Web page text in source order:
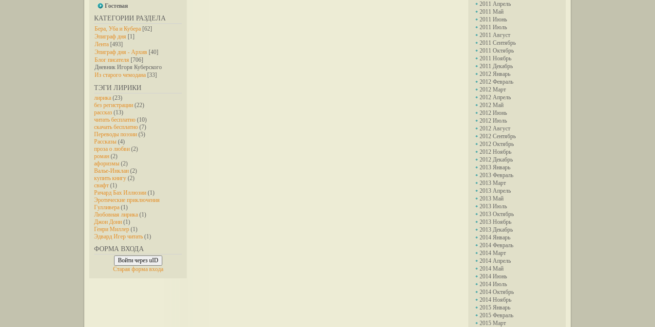
Гостевая
КАТЕГОРИИ РАЗДЕЛА
Бера, Уба и Кубера [62]
Эпиграф дня [1]
Лента [493]
Эпиграф дня - Архив [40]
Блог писателя [706]
Дневник Игоря Куберского
Из старого чемодана [33]
ТЭГИ ЛИРИКИ
лирика (23)
без регистрации (22)
рассказ (13)
читать бесплатно (10)
скачать бесплатно (7)
Переводы поэзии (5)
Рассказы (4)
проза о любви (2)
роман (2)
афоризмы (2)
Валье-Инклан (2)
купить книгу (2)
свифт (1)
Ричард Бах Иллюзии (1)
Эротические приключения
Гулливера (1)
Любовная лирика (1)
Джон Донн (1)
Генри Миллер (1)
Эдвард Игер читать (1)
ФОРМА ВХОДА
Войти через uID
Старая форма входа
2011 Апрель
2011 Май
2011 Июнь
2011 Июль
2011 Август
2011 Сентябрь
2011 Октябрь
2011 Ноябрь
2011 Декабрь
2012 Январь
2012 Февраль
2012 Март
2012 Апрель
2012 Май
2012 Июнь
2012 Июль
2012 Август
2012 Сентябрь
2012 Октябрь
2012 Ноябрь
2012 Декабрь
2013 Январь
2013 Февраль
2013 Март
2013 Апрель
2013 Май
2013 Июль
2013 Октябрь
2013 Ноябрь
2013 Декабрь
2014 Январь
2014 Февраль
2014 Март
2014 Апрель
2014 Май
2014 Июнь
2014 Июль
2014 Октябрь
2014 Ноябрь
2015 Январь
2015 Февраль
2015 Март